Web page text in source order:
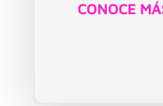
CONOCE